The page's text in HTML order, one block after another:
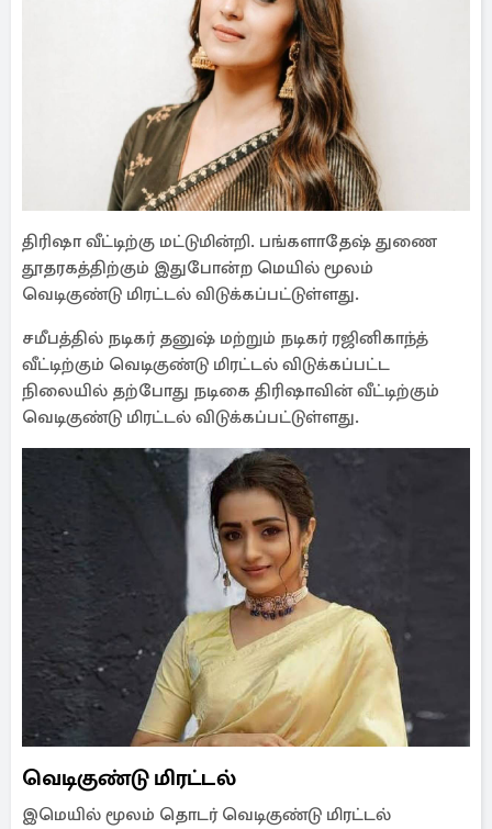
திரிஷா வீட்டிற்கு மட்டுமின்றி. பங்களாதேஷ் துணை
தூதரகத்திற்கும் இதுபோன்ற மெயில் மூலம்
வெடிகுண்டு மிரட்டல் விடுக்கப்பட்டுள்ளது.
சமீபத்தில் நடிகர் தனுஷ் மற்றும் நடிகர் ரஜினிகாந்த்
வீட்டிற்கும் வெடிகுண்டு மிரட்டல் விடுக்கப்பட்ட
நிலையில் தற்போது நடிகை திரிஷாவின் வீட்டிற்கும்
வெடிகுண்டு மிரட்டல் விடுக்கப்பட்டுள்ளது.
வெடிகுண்டு மிரட்டல்
இமெயில் மூலம் தொடர் வெடிகுண்டு மிரட்டல்